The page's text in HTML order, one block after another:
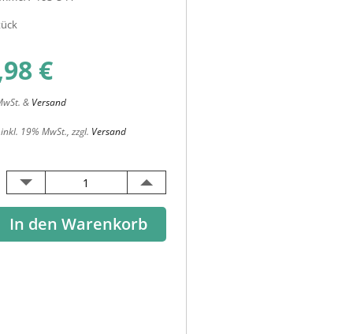
€
& Versand
19% MwSt., zzgl. Versand